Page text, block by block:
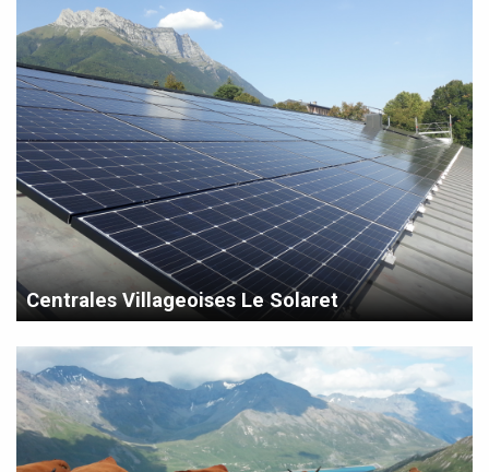
Centrales Villageoises Le Solaret